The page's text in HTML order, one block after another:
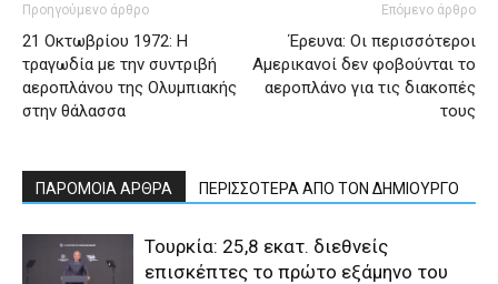
Προηγούμενο άρθρο
21 Οκτωβρίου 1972: Η
τραγωδία με την συντριβή
αεροπλάνου της Ολυμπιακής
στην θάλασσα
Επόμενο άρθρο
Έρευνα: Οι περισσότεροι
Αμερικανοί δεν φοβούνται το
αεροπλάνο για τις διακοπές
τους
ΠΑΡΟΜΟΙΑ ΑΡΘΡΑ ΠΕΡΙΣΣΟΤΕΡΑ ΑΠΟ ΤΟΝ ΔΗΜΙΟΥΡΓΟ
Τουρκία: 25,8 εκατ. διεθνείς
επισκέπτες το πρώτο εξάμηνο του